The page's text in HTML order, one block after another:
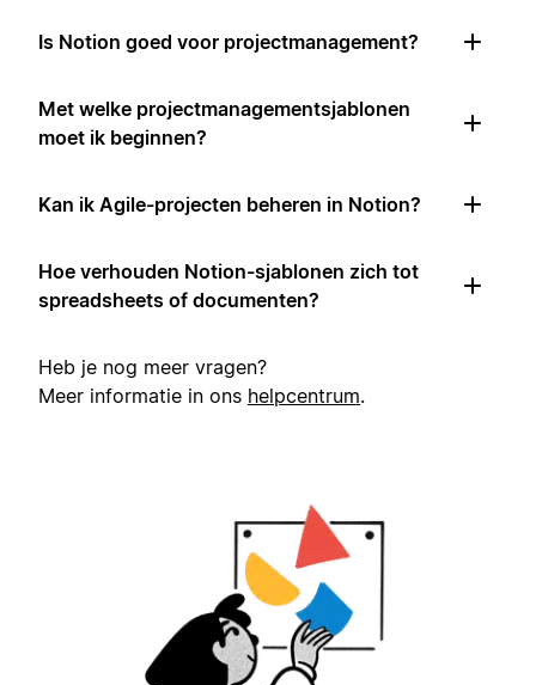
Is Notion goed voor projectmanagement?
Met welke projectmanagementsjablonen
moet ik beginnen?
Kan ik Agile-projecten beheren in Notion?
Hoe verhouden Notion-sjablonen zich tot
spreadsheets of documenten?
Heb je nog meer vragen?
Meer informatie in ons helpcentrum.